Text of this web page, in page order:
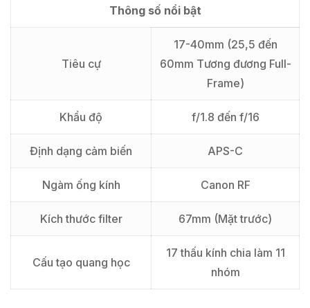
Thông số nổi bật
Tiêu cự
17-40mm (25,5 đến
60mm Tương đương Full-
Frame)
Khẩu độ f/1.8 đến f/16
Định dạng cảm biến APS-C
Ngàm ống kính Canon RF
Kích thước filter 67mm (Mặt trước)
Cấu tạo quang học
17 thấu kính chia làm 11
nhóm